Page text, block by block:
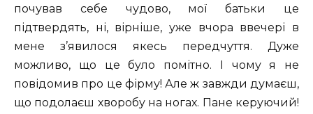
почував себе чудово, мої батьки це
підтвердять, ні, вірніше, уже вчора ввечері в
мене з’явилося якесь передчуття. Дуже
можливо, що це було помітно. I чому я не
повідомив про це фірму! Але ж завжди думаєш,
що подолаєш хворобу на ногах. Пане керуючий!